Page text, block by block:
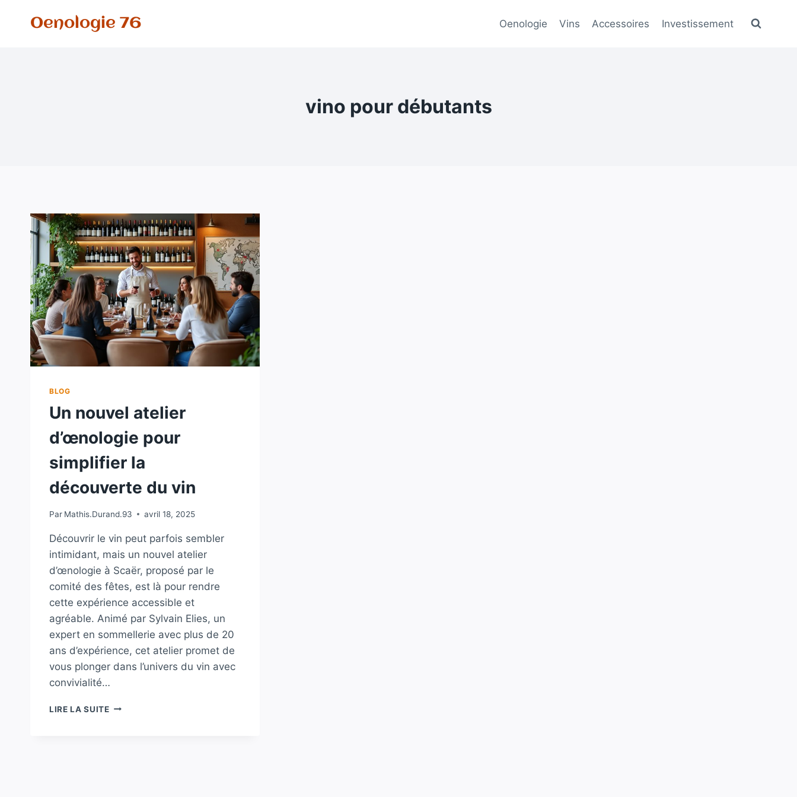
Oenologie 76 Oenologie Vins Accessoires Investissement
vino pour débutants
BLOG
Un nouvel atelier
d’œnologie pour
simplifier la
découverte du vin
Par Mathis.Durand.93 avril 18, 2025
Découvrir le vin peut parfois sembler
intimidant, mais un nouvel atelier
d’œnologie à Scaër, proposé par le
comité des fêtes, est là pour rendre
cette expérience accessible et
agréable. Animé par Sylvain Elies, un
expert en sommellerie avec plus de 20
ans d’expérience, cet atelier promet de
vous plonger dans l’univers du vin avec
convivialité…
LIRE LA SUITEUN